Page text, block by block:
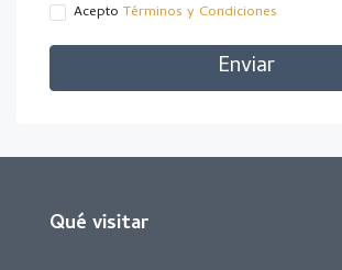
Acepto Términos y Condiciones
Enviar
Qué visitar